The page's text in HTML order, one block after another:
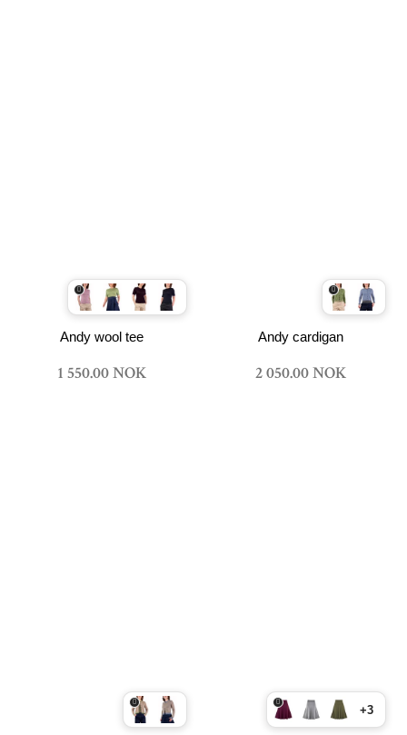
Andy wool tee
1 550.00 NOK
Andy cardigan
2 050.00 NOK
+3